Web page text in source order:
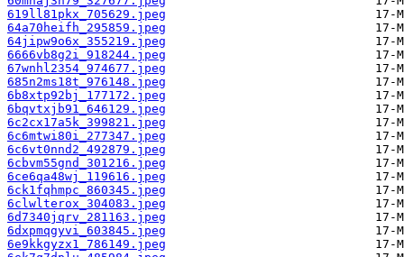
619ll81pkx_705629.jpeg
64a70heifh_295859.jpeg
64jipw9o6x_355219.jpeg
6666vb8g2i_918244.jpeg
67wnhl2354_974677.jpeg
685n2ms18t_976148.jpeg
6b8xtp92bj_177172.jpeg
6bqvtxjb91_646129.jpeg
6c2cx17a5k_399821.jpeg
6c6mtwi80i_277347.jpeg
6c6vt0nnd2_492879.jpeg
6cbvm55gnd_301216.jpeg
6ce6qa48wj_119616.jpeg
6ck1fqhmpc_860345.jpeg
6clwlterox_304083.jpeg
6d7340jqrv_281163.jpeg
6dxpmqgyvi_603845.jpeg
6e9kkgyzx1_786149.jpeg